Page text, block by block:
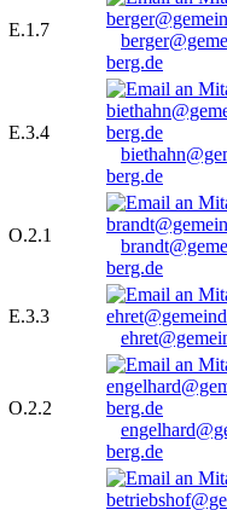
E.1.7
berg.de
E.3.4
berg.de
O.2.1
berg.de
E.3.3
O.2.2
berg.de